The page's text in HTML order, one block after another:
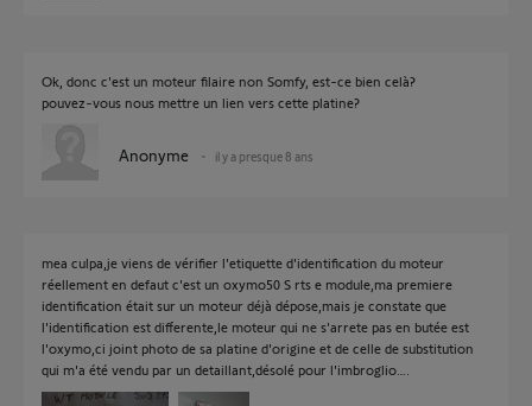
Ok, donc c'est un moteur filaire non Somfy, est-ce bien celà?
pouvez-vous nous mettre un lien vers cette platine?
Anonyme il y a presque 8 ans
mea culpa,je viens de vérifier l'etiquette d'identification du moteur
réellement en defaut c'est un oxymo50 S rts e module,ma premiere
identification était sur un moteur déjà dépose,mais je constate que
l'identification est differente,le moteur qui ne s'arrete pas en butée est
l'oxymo,ci joint photo de sa platine d'origine et de celle de substitution
qui m'a été vendu par un detaillant,désolé pour l'imbroglio….